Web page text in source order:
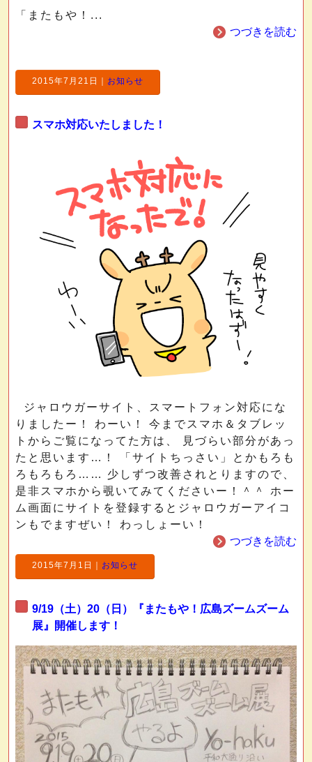
「またもや！...
つづきを読む
2015年7月21日 ｜ お知らせ
スマホ対応いたしました！
ジャロウガーサイト、スマートフォン対応にな
りましたー！ わーい！ 今までスマホ＆タブレッ
トからご覧になってた方は、 見づらい部分があっ
たと思います…！ 「サイトちっさい」とかもろも
ろもろもろ…… 少しずつ改善されとりますので、
是非スマホから覗いてみてくださいー！＾＾ ホー
ム画面にサイトを登録するとジャロウガーアイコ
ンもでますぜい！ わっしょーい！
つづきを読む
2015年7月1日 お知らせ
9/19（土）20（日）『またもや！広島ズームズーム
展』開催します！